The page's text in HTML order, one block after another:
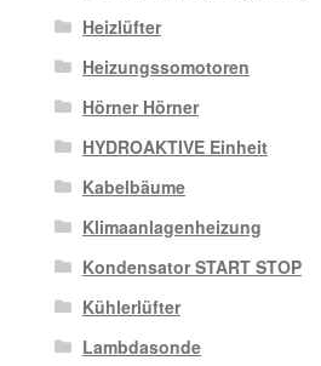
Heizlüfter
Heizungssomotoren
Hörner Hörner
HYDROAKTIVE Einheit
Kabelbäume
Klimaanlagenheizung
Kondensator START STOP
Kühlerlüfter
Lambdasonde